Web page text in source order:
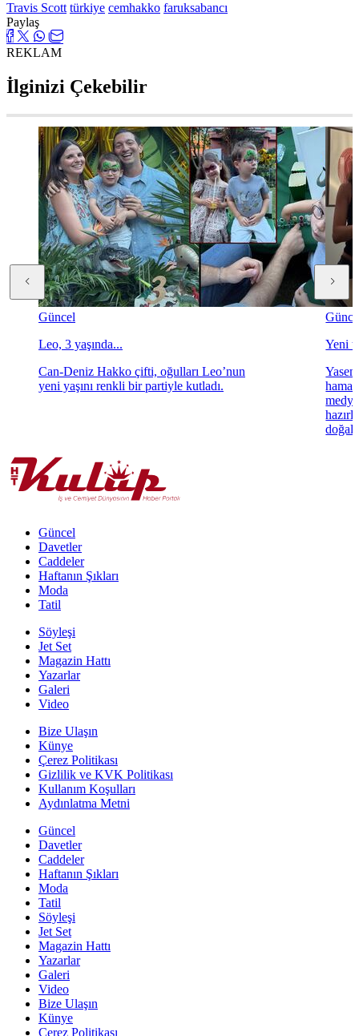
Travis Scott türkiye cemhakko faruksabancı
Paylaş
REKLAM
İlginizi Çekebilir
Güncel
Leo, 3 yaşında...
Can-Deniz Hakko çifti, oğulları Leo’nun
yeni yaşını renkli bir partiyle kutladı.
Yeni
doğal
Güncel
Davetler
Caddeler
Haftanın Şıkları
Moda
Tatil
Söyleşi
Jet Set
Magazin Hattı
Yazarlar
Galeri
Video
Bize Ulaşın
Künye
Çerez Politikası
Gizlilik ve KVK Politikası
Kullanım Koşulları
Aydınlatma Metni
Güncel
Davetler
Caddeler
Haftanın Şıkları
Moda
Tatil
Söyleşi
Jet Set
Magazin Hattı
Yazarlar
Galeri
Video
Bize Ulaşın
Künye
Çerez Politikası